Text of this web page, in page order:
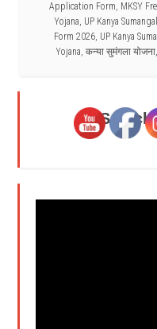
Application Form, MKSY
Yojana, UP Kanya
Form 2026, UP Kanya
Yojana, कन्या सुमंगला योजना,
Search